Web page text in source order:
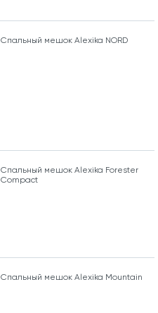
Спальный мешок Alexika NORD
Спальный мешок Alexika Forester
Compact
Спальный мешок Alexika Mountain